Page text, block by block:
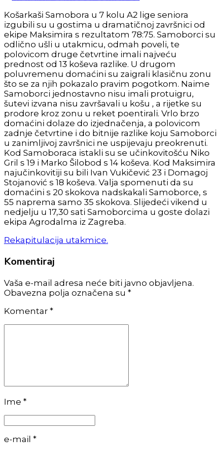
Košarkaši Samobora u 7 kolu A2 lige seniora
izgubili su u gostima u dramatičnoj završnici od
ekipe Maksimira s rezultatom 78:75. Samoborci su
odlično ušli u utakmicu, odmah poveli, te
polovicom druge četvrtine imali najveću
prednost od 13 koševa razlike. U drugom
poluvremenu domaćini su zaigrali klasičnu zonu
što se za njih pokazalo pravim pogotkom. Naime
Samoborci jednostavno nisu imali protuigru,
šutevi izvana nisu završavali u košu , a rijetke su
prodore kroz zonu u reket poentirali. Vrlo brzo
domaćini dolaze do izjednačenja, a polovicom
zadnje četvrtine i do bitnije razlike koju Samoborci
u zanimljivoj završnici ne uspijevaju preokrenuti.
Kod Samoboraca istakli su se učinkovitošću Niko
Gril s 19 i Marko Šilobod s 14 koševa. Kod Maksimira
najučinkovitiji su bili Ivan Vukičević 23 i Domagoj
Stojanović s 18 koševa. Valja spomenuti da su
domaćini s 20 skokova nadskakali Samoborce, s
55 naprema samo 35 skokova. Slijedeći vikend u
nedjelju u 17,30 sati Samoborcima u goste dolazi
ekipa Agrodalma iz Zagreba.
Rekapitulacija utakmice.
Komentiraj
Vaša e-mail adresa neće biti javno objavljena.
Obavezna polja označena su *
Komentar *
Ime *
e-mail *